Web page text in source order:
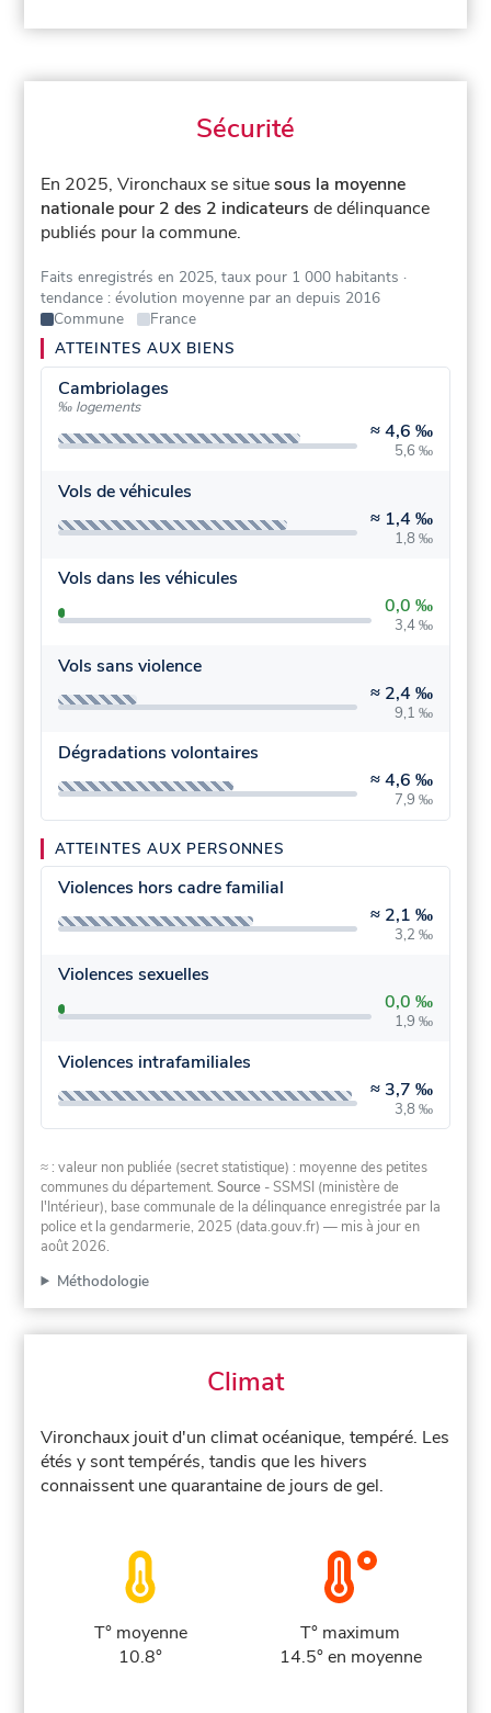
Sécurité
En 2025, Vironchaux se situesous la moyenne
nationale pour 2 des 2 indicateurs de délinquance
publiés pour la commune.
Faits enregistrés en 2025, taux pour 1 000 habitants ·
tendance : évolution moyenne par an depuis 2016
Commune
France
ATTEINTES AUX BIENS
Cambriolages
‰ logements
≈4,6 ‰
5,6 ‰
Vols de véhicules
≈ 1,4 ‰
1,8 ‰
Vols dans les véhicules
0,0 ‰
3,4 ‰
Vols sans violence
≈ 2,4 ‰
9,1 ‰
Dégradations volontaires
≈4,6 ‰
7,9 ‰
ATTEINTES AUX PERSONNES
Violences hors cadre familial
≈ 2,1 ‰
3,2 ‰
Violences sexuelles
0,0 ‰
1,9 ‰
Violences intrafamiliales
≈ 3,7 ‰
3,8 ‰
≈ : valeur non publiée (secret statistique) : moyenne des petites
communes du département.Source - SSMSI (ministère de
l'Intérieur), base communale de la délinquance enregistrée par la
police et la gendarmerie, 2025 (data.gouv.fr) — mis à jour en
août 2026.
Méthodologie
Climat
Vironchaux jouit d'un climat océanique, tempéré. Les
étés y sont tempérés, tandis que les hivers
connaissent une quarantaine de jours de gel.
T° moyenne
10.8°
T° maximum
14.5° en moyenne